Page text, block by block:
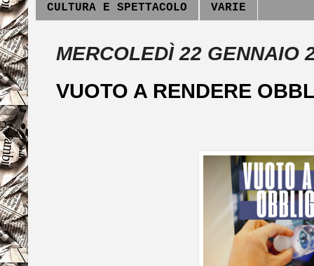
CULTURA E SPETTACOLO VARIE
MERCOLEDÌ 22 GENNAIO
VUOTO A RENDERE